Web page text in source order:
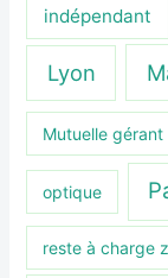
indépendant
Lyon
Mutuelle gérant
optique
reste à charge